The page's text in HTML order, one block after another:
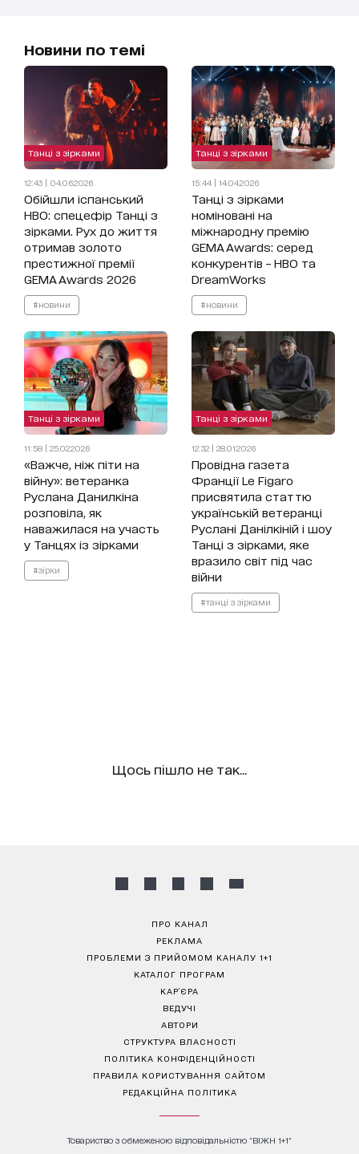
Новини по темі
Танці з зірками
12:43 | 04.06.2026
Обійшли іспанський
HBO: спецефір Танці з
зірками. Рух до життя
отримав золото
престижної премії
GEMA Awards 2026
#новини
Танці з зірками
15:44 | 14.04.2026
Танці з зірками
номіновані на
міжнародну премію
GEMA Awards: серед
конкурентів – HBO та
DreamWorks
#новини
Танці з зірками
11:58 | 25.02.2026
«Важче, ніж піти на
війну»: ветеранка
Руслана Данилкіна
розповіла, як
наважилася на участь
у Танцях із зірками
#зірки
Танці з зірками
12:32 | 28.01.2026
Провідна газета
Франції Le Figaro
присвятила статтю
українській ветеранці
Руслані Данілкіній і шоу
Танці з зірками, яке
вразило світ під час
війни
#танці з зірками
Щось пішло не так...
ПРО КАНАЛ
РЕКЛАМА
ПРОБЛЕМИ З ПРИЙОМОМ КАНАЛУ 1+1
КАТАЛОГ ПРОГРАМ
КАР’ЄРА
ВЕДУЧІ
АВТОРИ
СТРУКТУРА ВЛАСНОСТІ
ПОЛІТИКА КОНФІДЕНЦІЙНОСТІ
ПРАВИЛА КОРИСТУВАННЯ САЙТОМ
РЕДАКЦІЙНА ПОЛІТИКА
Товариство з обмеженою відповідальністю "ВІЖН 1+1"